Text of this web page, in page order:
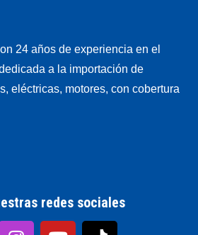
24 años de experiencia en el
a la importación de
eléctricas, motores, con cobertura
redes sociales